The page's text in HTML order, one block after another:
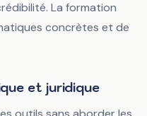
La formation
concrètes et de
et juridique